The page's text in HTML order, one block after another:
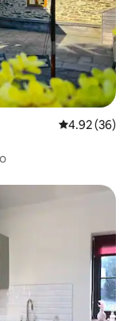
Calificación
4.92 (36)